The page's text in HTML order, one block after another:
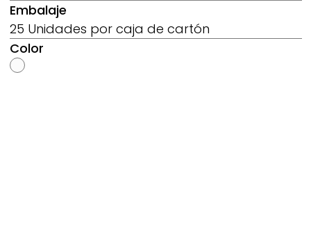
Embalaje
25 Unidades por caja de cartón
Color